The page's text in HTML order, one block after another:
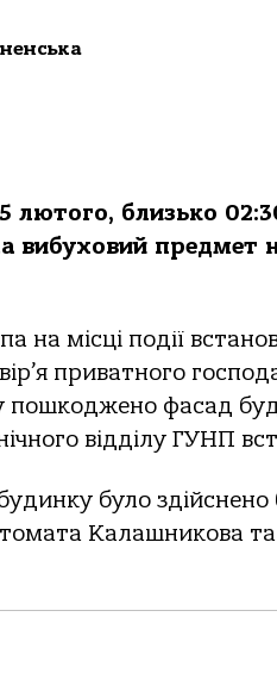
лютого, близько
вибуховий предмет
на місці події
приватного
пошкоджено фасад
відділу ГУНП
було здійснено
Калашникова